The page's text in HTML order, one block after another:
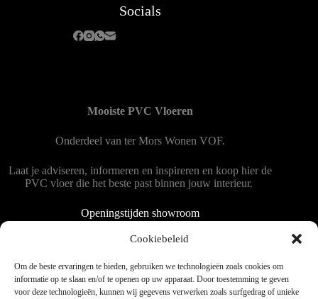
Cookiebeleid
Om de beste ervaringen te bieden, gebruiken we technologieën zoals cookies om
informatie op te slaan en/of te openen op uw apparaat. Door toestemming te geven
voor deze technologieën, kunnen wij gegevens verwerken zoals surfgedrag of unieke
Socials
Mooiste PVC Vloeren
Onderdeel van ter Mors Wonen VOF.
Laat je adviseren, informeren en inspireren en koop hier de
PVC vloer die het beste past binnen jouw interieur.
Openingstijden showroom
Dinsdag tot en met vrijdag 9:00 - 18:00
Zaterdag 9:00 tot 15:00
Copyright © 2025 - WordPress thema door blocksy - Made by